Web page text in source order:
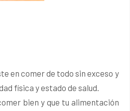
en comer de todo sin exceso y
física y estado de salud.
bien y que tu alimentación